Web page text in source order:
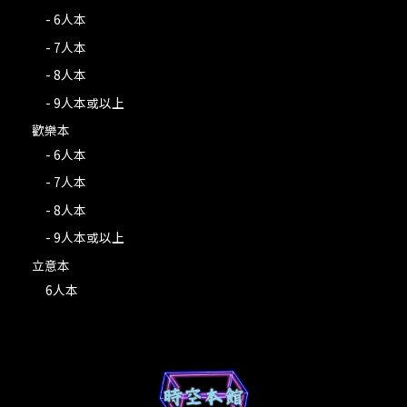
- 6人本
- 7人本
- 8人本
- 9人本或以上
歡樂本
- 6人本
- 7人本
- 8人本
- 9人本或以上
立意本
6人本